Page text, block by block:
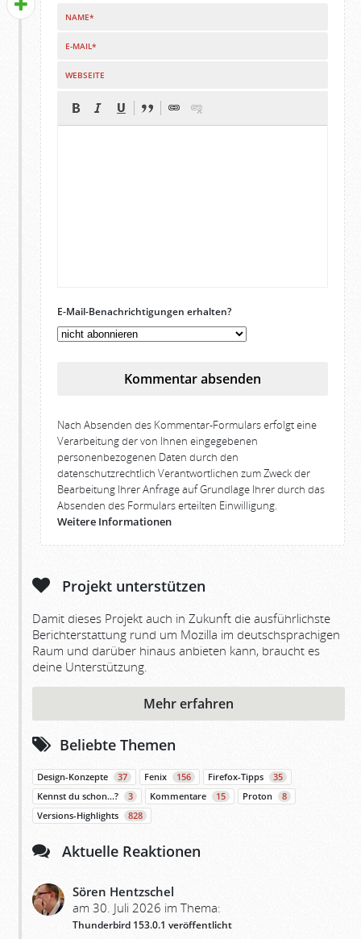
NAME*
E-MAIL*
WEBSEITE
E-Mail-Benachrichtigungen erhalten?
Kommentar absenden
Nach Absenden des Kommentar-Formulars erfolgt eine
Verarbeitung der von Ihnen eingegebenen
personenbezogenen Daten durch den
datenschutzrechtlich Verantwortlichen zum Zweck der
Bearbeitung Ihrer Anfrage auf Grundlage Ihrer durch das
Absenden des Formulars erteilten Einwilligung.
Weitere Informationen
Projekt unterstützen
Damit dieses Projekt auch in Zukunft die ausführlichste
Berichterstattung rund um Mozilla im deutschsprachigen
Raum und darüber hinaus anbieten kann, braucht es
deine Unterstützung.
Mehr erfahren
Beliebte Themen
Design-Konzepte 37 Fenix 156 Firefox-Tipps
35
Kennst du schon…?
3 Kommentare 15 Proton
8
Versions-Highlights
828
Aktuelle Reaktionen
Sören Hentzschel
am 30. Juli 2026 im Thema:
Thunderbird 153.0.1 veröffentlicht